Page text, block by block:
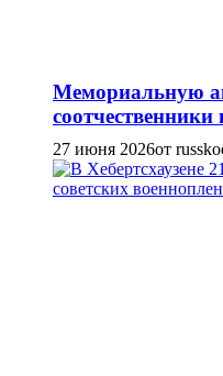
Мемориальную
соотчественники
27 июня 2026от